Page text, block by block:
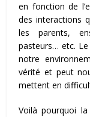
en fonction de
des interactions
les parents,
pasteurs… etc. Le
notre
vérité et peut
mettent en
Voilà pourquoi